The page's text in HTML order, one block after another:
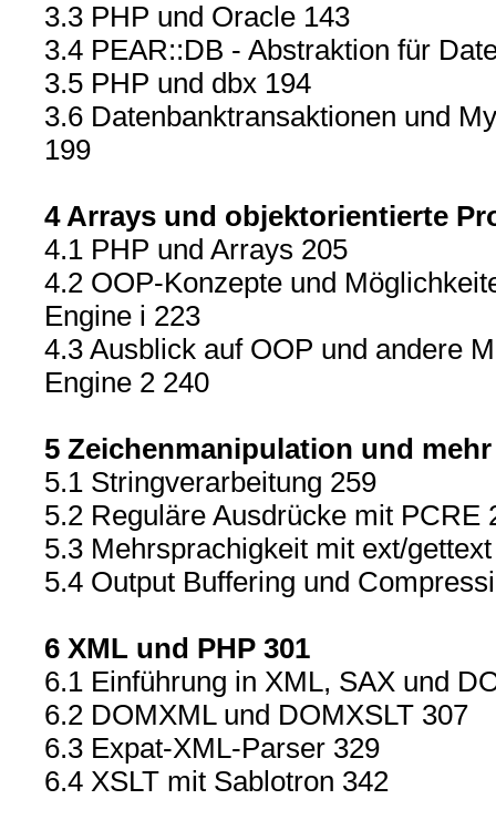
3.3 PHP und Oracle 143
3.4 PEAR::DB - Abstraktion für
3.5 PHP und dbx 194
3.6 Datenbanktransaktionen und
199
4 Arrays und objektorientierte
4.1 PHP und Arrays 205
4.2 OOP-Konzepte und
Engine i 223
4.3 Ausblick auf OOP und andere
Engine 2 240
5 Zeichenmanipulation und mehr
5.1 Stringverarbeitung 259
5.2 Reguläre Ausdrücke mit PCRE
5.3 Mehrsprachigkeit mit ext/
5.4 Output Buffering und
6 XML und PHP 301
6.1 Einführung in XML, SAX und
6.2 DOMXML und DOMXSLT 307
6.3 Expat-XML-Parser 329
6.4 XSLT mit Sablotron 342